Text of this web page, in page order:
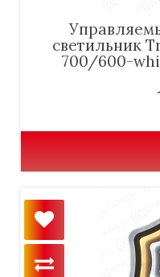
светильник
700/600-